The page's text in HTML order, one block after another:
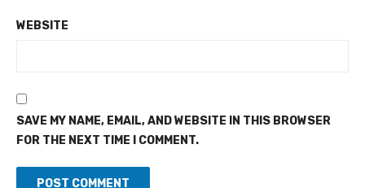
WEBSITE
SAVE MY NAME, EMAIL, AND WEBSITE IN THIS BROWSER
FOR THE NEXT TIME I COMMENT.